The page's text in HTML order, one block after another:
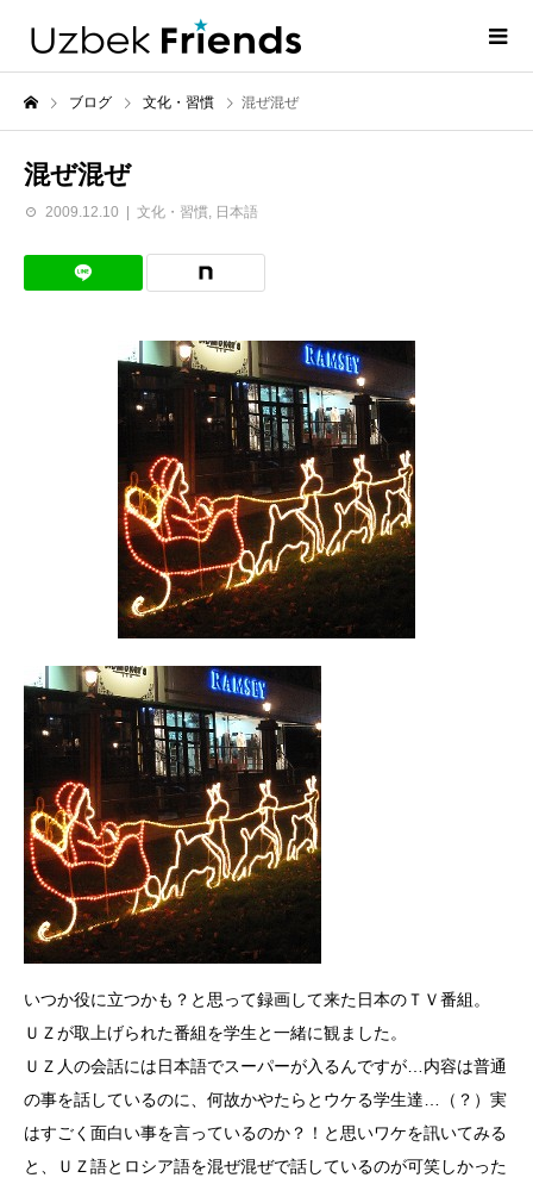
ブログ 文化・習慣 混ぜ混ぜ
混ぜ混ぜ
2009.12.10 文化・習慣 日本語
いつか役に立つかも？と思って録画して来た日本のＴＶ番組。
ＵＺが取上げられた番組を学生と一緒に観ました。
ＵＺ人の会話には日本語でスーパーが入るんですが…内容は普通
の事を話しているのに、何故かやたらとウケる学生達…（？）実
はすごく面白い事を言っているのか？！と思いワケを訊いてみる
と、ＵＺ語とロシア語を混ぜ混ぜで話しているのが可笑しかった